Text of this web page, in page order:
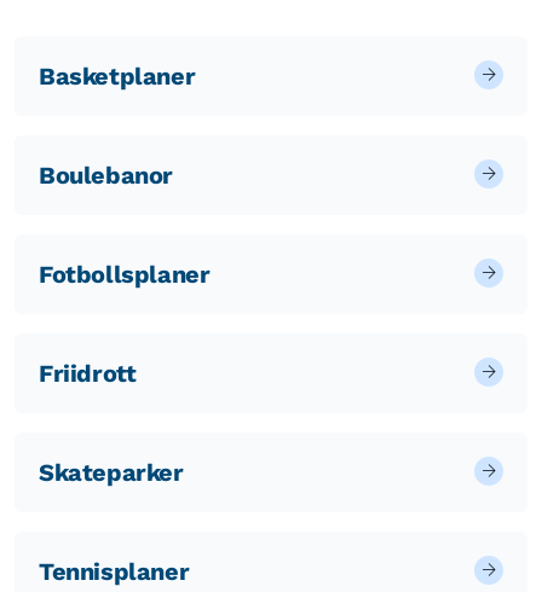
Basketplaner
Boulebanor
Fotbollsplaner
Friidrott
Skateparker
Tennisplaner